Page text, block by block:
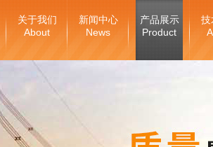
关于我们
About
新闻中心
News
产品展示
Product
技